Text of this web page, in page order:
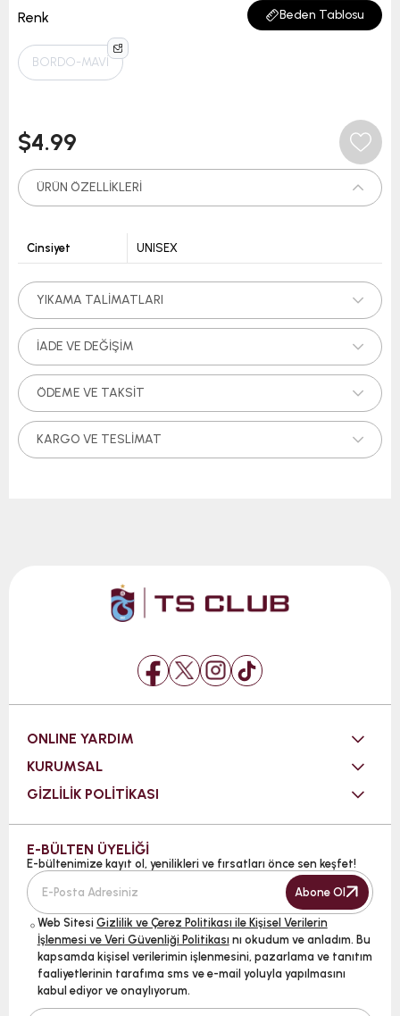
Renk Beden Tablosu
BORDO-MAVİ
$4.99
ÜRÜN ÖZELLIKLERI
Cinsiyet UNISEX
YIKAMA TALIMATLARI
İADE VE DEĞIŞIM
ÖDEME VE TAKSIT
KARGO VE TESLIMAT
ONLINE YARDIM
KURUMSAL
GİZLİLİK POLİTİKASI
E-BÜLTEN ÜYELİĞİ
E-bültenimize kayıt ol, yenilikleri ve fırsatları önce sen keşfet!
Abone Ol
Web Sitesi Gizlilik ve Çerez Politikası ile Kişisel Verilerin
İşlenmesi ve Veri Güvenliği Politikası nı okudum ve anladım. Bu
kapsamda kişisel verilerimin işlenmesini, pazarlama ve tanıtım
faaliyetlerinin tarafıma sms ve e-mail yoluyla yapılmasını
kabul ediyor ve onaylıyorum.